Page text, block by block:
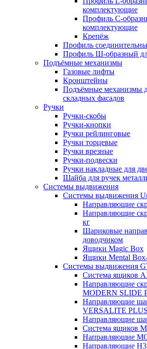
комплектующие
Профиль C-
комплектующие
Крепёж
Профиль
Профиль Ш-образный
Подъёмные механизмы
Газовые лифты
Кронштейны
Подъёмные механизмы
складных фасадов
Ручки
Ручки-скобы
Ручки-кнопки
Ручки рейлинговые
Ручки торцевые
Ручки врезные
Ручки-подвески
Ручки накладные для
Шайба для ручек
Системы выдвижения
Системы выдвижения
Направляющие
Направляющие
кг
Шариковые
доводчиком
Ящики Magic Box
Ящики Mental
Системы выдвижения
Система ящиков
Направляющие
MODERN SLIDE
Направляющие
VERSALITE
Направляющие
Система ящиков
Направляющие
Направляющие